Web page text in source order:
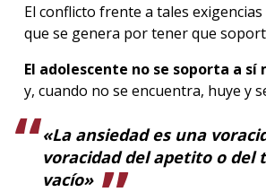
El conflicto frente a tales
que se genera por tener que
El adolescente no se soporta a
y, cuando no se encuentra, huye y
«La ansiedad es una
voracidad del apetito o del
vacío»